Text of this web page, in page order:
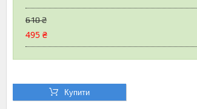
610 ₴
495 ₴
Купити